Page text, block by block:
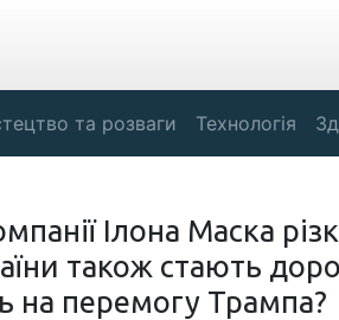
та розваги Технологія
Ілона Маска
також стають
на перемогу Трампа?